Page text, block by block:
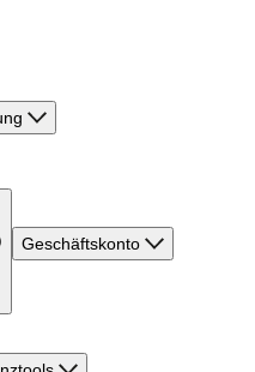
Geschäftskonto